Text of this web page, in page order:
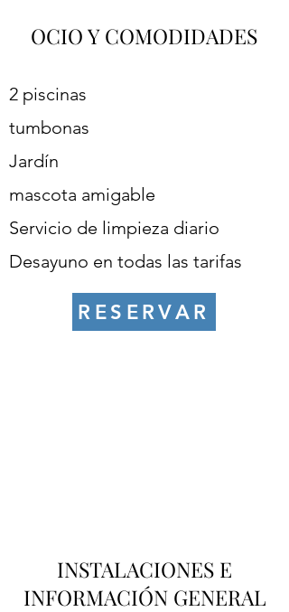
OCIO Y COMODIDADES
2 piscinas
tumbonas
Jardín
mascota amigable
Servicio de limpieza diario
Desayuno en todas las tarifas
RESERVAR
INSTALACIONES E
INFORMACIÓN GENERAL